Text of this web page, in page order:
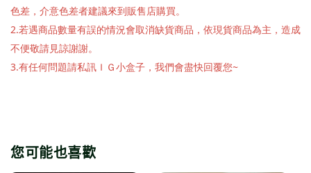
色差，介意色差者建議來到販售店購買。
2.若遇商品數量有誤的情況會取消缺貨商品，依現貨商品為主，造成
不便敬請見諒謝謝。
3.有任何問題請私訊ＩＧ小盒子，我們會盡快回覆您~
您可能也喜歡